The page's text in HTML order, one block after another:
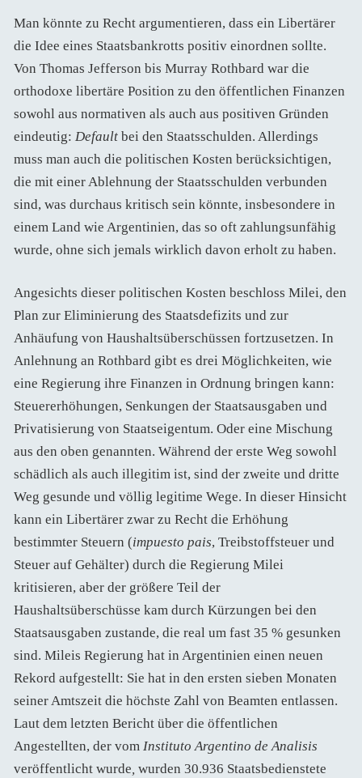
Man könnte zu Recht argumentieren, dass ein Libertärer
die Idee eines Staatsbankrotts positiv einordnen sollte.
Von Thomas Jefferson bis Murray Rothbard war die
orthodoxe libertäre Position zu den öffentlichen Finanzen
sowohl aus normativen als auch aus positiven Gründen
eindeutig: Default bei den Staatsschulden. Allerdings
muss man auch die politischen Kosten berücksichtigen,
die mit einer Ablehnung der Staatsschulden verbunden
sind, was durchaus kritisch sein könnte, insbesondere in
einem Land wie Argentinien, das so oft zahlungsunfähig
wurde, ohne sich jemals wirklich davon erholt zu haben.
Angesichts dieser politischen Kosten beschloss Milei, den
Plan zur Eliminierung des Staatsdefizits und zur
Anhäufung von Haushaltsüberschüssen fortzusetzen. In
Anlehnung an Rothbard gibt es drei Möglichkeiten, wie
eine Regierung ihre Finanzen in Ordnung bringen kann:
Steuererhöhungen, Senkungen der Staatsausgaben und
Privatisierung von Staatseigentum. Oder eine Mischung
aus den oben genannten. Während der erste Weg sowohl
schädlich als auch illegitim ist, sind der zweite und dritte
Weg gesunde und völlig legitime Wege. In dieser Hinsicht
kann ein Libertärer zwar zu Recht die Erhöhung
bestimmter Steuern (impuesto pais, Treibstoffsteuer und
Steuer auf Gehälter) durch die Regierung Milei
kritisieren, aber der größere Teil der
Haushaltsüberschüsse kam durch Kürzungen bei den
Staatsausgaben zustande, die real um fast 35 % gesunken
sind. Mileis Regierung hat in Argentinien einen neuen
Rekord aufgestellt: Sie hat in den ersten sieben Monaten
seiner Amtszeit die höchste Zahl von Beamten entlassen.
Laut dem letzten Bericht über die öffentlichen
Angestellten, der vom Instituto Argentino de Analisis
veröffentlicht wurde, wurden 30.936 Staatsbedienstete